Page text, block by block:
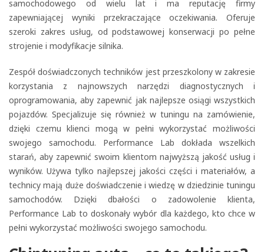
samochodowego od wielu lat i ma reputację firmy
zapewniającej wyniki przekraczające oczekiwania. Oferuje
szeroki zakres usług, od podstawowej konserwacji po pełne
strojenie i modyfikacje silnika.
Zespół doświadczonych techników jest przeszkolony w zakresie
korzystania z najnowszych narzędzi diagnostycznych i
oprogramowania, aby zapewnić jak najlepsze osiągi wszystkich
pojazdów. Specjalizuje się również w tuningu na zamówienie,
dzięki czemu klienci mogą w pełni wykorzystać możliwości
swojego samochodu. Performance Lab dokłada wszelkich
starań, aby zapewnić swoim klientom najwyższą jakość usług i
wyników. Używa tylko najlepszej jakości części i materiałów, a
technicy mają duże doświadczenie i wiedzę w dziedzinie tuningu
samochodów. Dzięki dbałości o zadowolenie klienta,
Performance Lab to doskonały wybór dla każdego, kto chce w
pełni wykorzystać możliwości swojego samochodu.